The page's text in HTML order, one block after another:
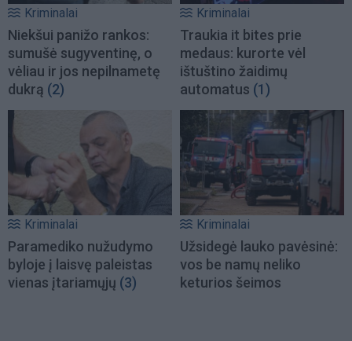
Kriminalai
Niekšui panižo rankos:
sumušė sugyventinę, o
vėliau ir jos nepilnametę
dukrą (2)
Kriminalai
Traukia it bites prie
medaus: kurorte vėl
ištuštino žaidimų
automatus (1)
Kriminalai
Paramediko nužudymo
byloje į laisvę paleistas
vienas įtariamųjų (3)
Kriminalai
Užsidegė lauko pavėsinė:
vos be namų neliko
keturios šeimos